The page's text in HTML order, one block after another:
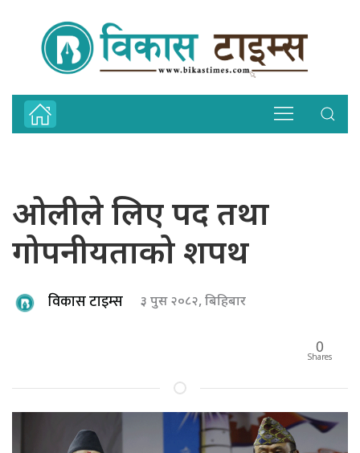
ओलीले लिए पद तथा
गोपनीयताको शपथ
विकास टाइम्स ३ पुस २०८२, बिहिबार
0
Shares